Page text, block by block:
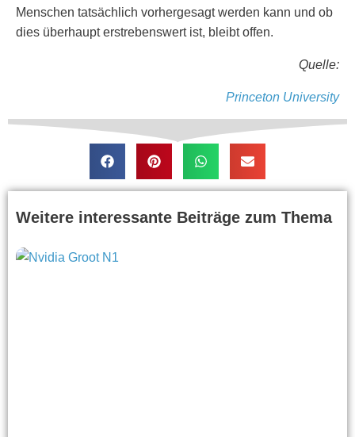
Menschen tatsächlich vorhergesagt werden kann und ob
dies überhaupt erstrebenswert ist, bleibt offen.
Quelle:
Princeton University
Weitere interessante Beiträge zum Thema